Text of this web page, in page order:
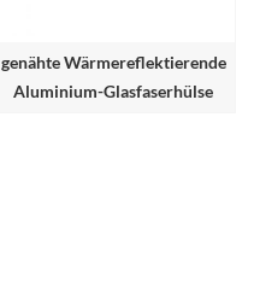
genähte Wärmereflektierende
Aluminium-Glasfaserhülse